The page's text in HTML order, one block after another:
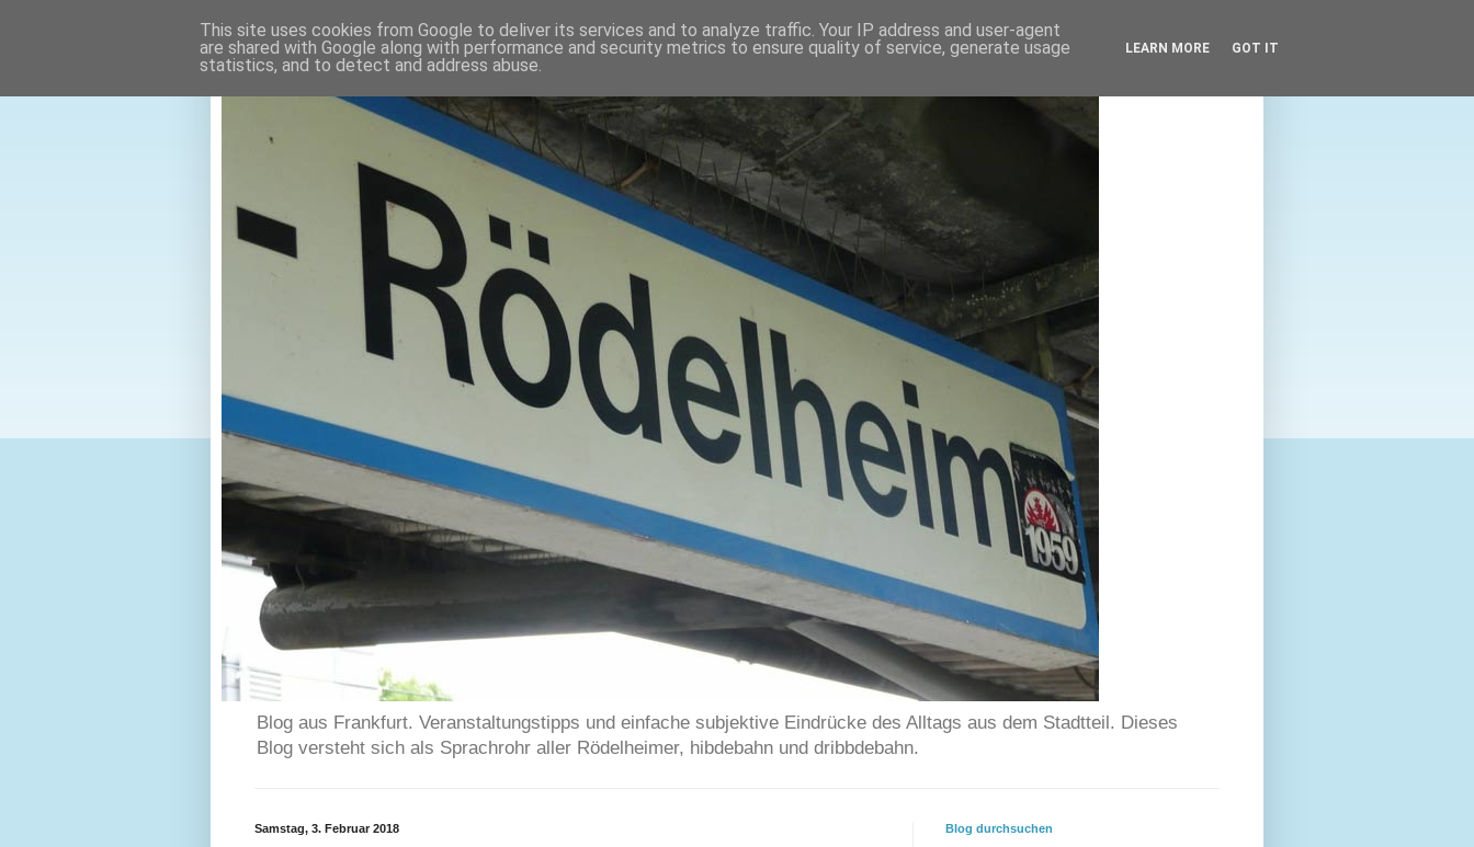
Blog aus Frankfurt. Veranstaltungstipps und einfache subjektive Eindrücke des Alltags aus dem Stadtteil. Dieses
Blog versteht sich als Sprachrohr aller Rödelheimer, hibdebahn und dribbdebahn.
Samstag, 3. Februar 2018 Blog durchsuchen
This site uses cookies from Google to deliver its services and to analyze traffic. Your IP address and user-agent
are shared with Google along with performance and security metrics to ensure quality of service, generate usage
statistics, and to detect and address abuse.
LEARN MORE GOT IT